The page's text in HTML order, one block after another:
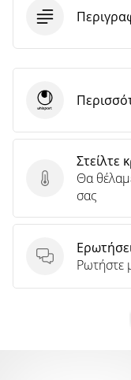
Στείλτε
Στείλτε
Θα
σας
Ερωτήσεις
Ρωτήστε
Uhlsport